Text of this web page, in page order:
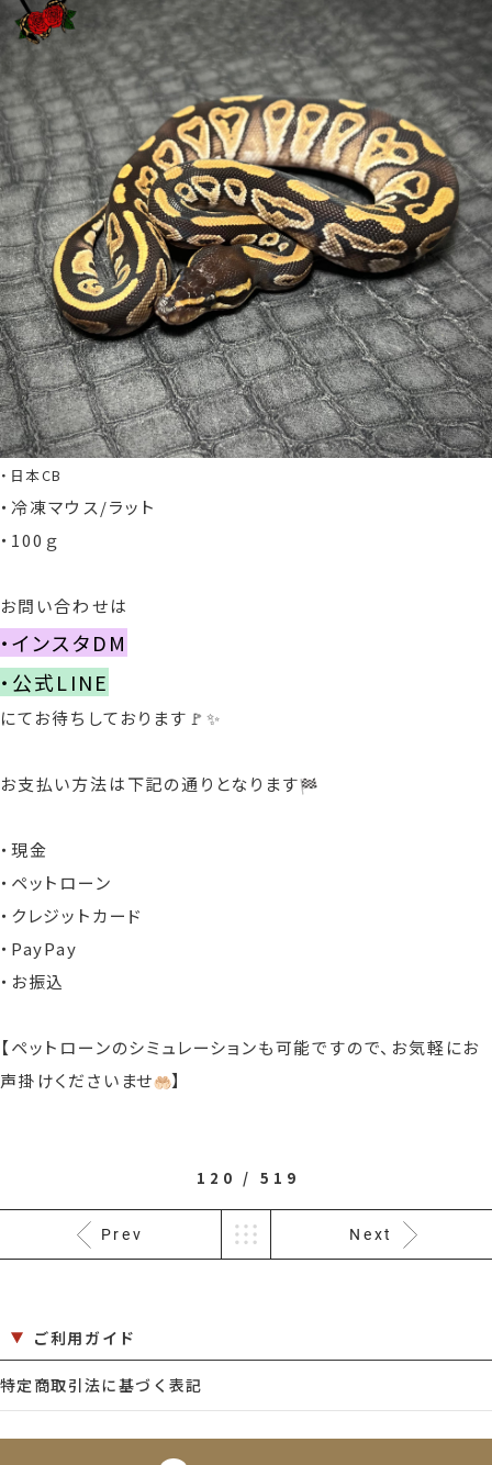
・日本CB
・冷凍マウス/ラット
・100ｇ
お問い合わせは
・インスタDM
・公式LINE
にてお待ちしております🚩✨
お支払い方法は下記の通りとなります
・現金
・ペットローン
・クレジットカード
・PayPay
・お振込
【ペットローンのシミュレーションも可能ですので、お気軽にお
声掛けくださいませ
】
120 / 519
Prev Next
ご利用ガイド
特定商取引法に基づく表記